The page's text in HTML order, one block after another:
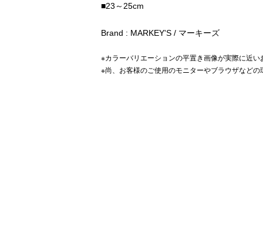
■23～25cm
Brand : MARKEY'S / マーキーズ
※カラーバリエーションの平置き画像が実際に近い
※尚、お客様のご使用のモニターやブラウザなどの